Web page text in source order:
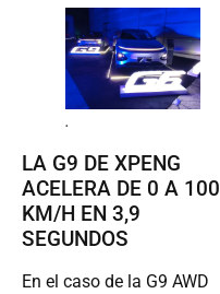
.
LA G9 DE XPENG
ACELERA DE 0 A 100
KM/H EN 3,9
SEGUNDOS
En el caso de la G9 AWD